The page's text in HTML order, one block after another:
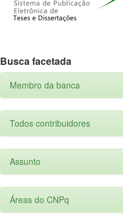
Busca facetada
Membro da banca
Todos contribuidores
Assunto
Áreas do CNPq